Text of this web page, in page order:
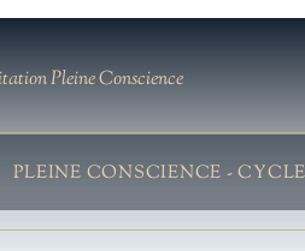
Pleine Conscience
PLEINE CONSCIENCE -